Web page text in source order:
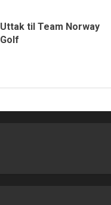
Uttak til Team Norway
Golf